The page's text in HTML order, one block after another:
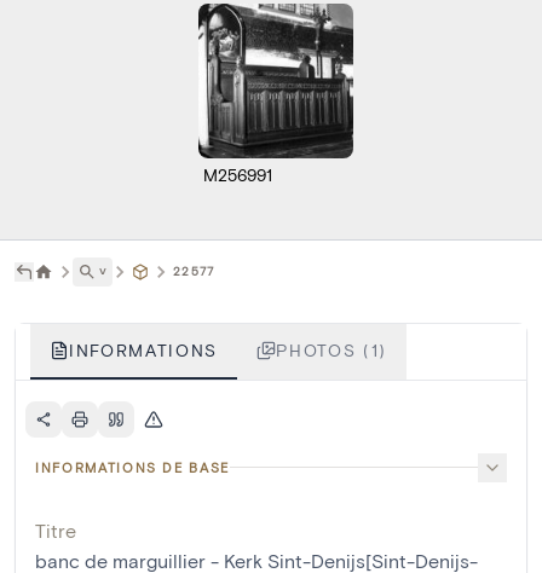
M256991
˅ 22577
INFORMATIONS PHOTOS (1)
INFORMATIONS DE BASE
Titre
banc de marguillier - Kerk Sint-Denijs[Sint-Denijs-